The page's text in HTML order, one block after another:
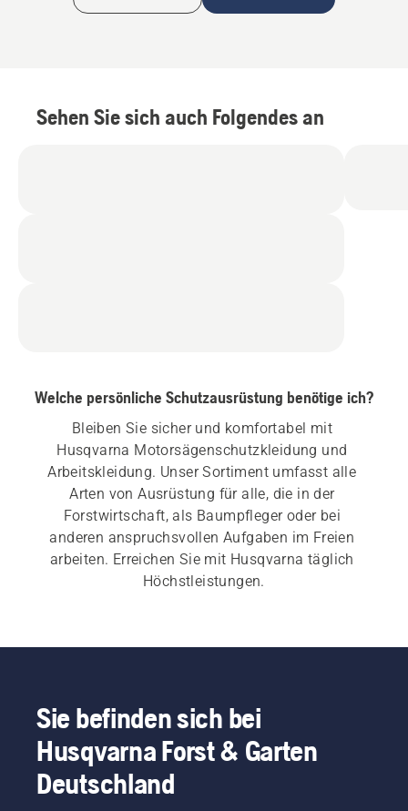
Sehen Sie sich auch Folgendes an
Welche persönliche Schutzausrüstung benötige ich?
Bleiben Sie sicher und komfortabel mit
Husqvarna Motorsägenschutzkleidung und
Arbeitskleidung. Unser Sortiment umfasst alle
Arten von Ausrüstung für alle, die in der
Forstwirtschaft, als Baumpfleger oder bei
anderen anspruchsvollen Aufgaben im Freien
arbeiten. Erreichen Sie mit Husqvarna täglich
Höchstleistungen.
Sie befinden sich bei
Husqvarna Forst & Garten
Deutschland